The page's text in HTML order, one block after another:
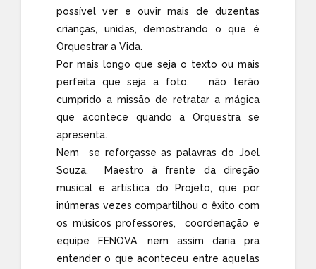
possível ver e ouvir mais de duzentas
crianças, unidas, demostrando o que é
Orquestrar a Vida.
Por mais longo que seja o texto ou mais
perfeita que seja a foto, não terão
cumprido a missão de retratar a mágica
que acontece quando a Orquestra se
apresenta.
Nem se reforçasse as palavras do Joel
Souza, Maestro à frente da direção
musical e artística do Projeto, que por
inúmeras vezes compartilhou o êxito com
os músicos professores, coordenação e
equipe FENOVA, nem assim daria pra
entender o que aconteceu entre aquelas